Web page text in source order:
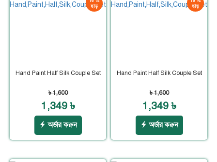
ছাড়
Hand Paint Half Silk Couple Set
৳ 1,600
1,349 ৳
অর্ডার করুন
ছাড়
Hand Paint Half Silk Couple Set
৳ 1,600
1,349 ৳
অর্ডার করুন